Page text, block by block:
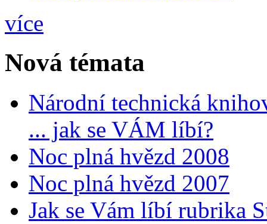
více
Nová témata
Národní technická
... jak se VÁM líbí?
Noc plná hvězd 2008
Noc plná hvězd 2007
Jak se Vám líbí rubrika